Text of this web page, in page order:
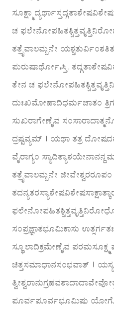
ಚ
ತತ್ರೈವಾಲಮ್ಬನೇ
ಪುರುಷಾರ್ಥೋಽಸ್ತಿ,
ತೇನ ಚ
ದುಃಖಮೋಹಾದಿಧರ್ಮಜಾತಂ
ಸುಖರಾಗೇಣೈವ
ದ್ರಷ್ಟವ್ಯಮ್ । ಯಥಾ ತತ್ರ
ವೈರಾಗ್ಯಂ
ತತ್ರೈವಾಲಮ್ಬನೇ
ಸಂಪ್ರಜ್ಞಾತಭೂಮಿಕಾಸು ಉತ್ಸರ್ಗತಃ
ಸ್ಥೂಲಾದಿಕ್ರಮೇಣೈವ
ಚಿತ್ತಸಮಾಧಾನಸಂಭವಾತ್ । ಯಸ್ಯ
ಪೂರ್ವಪೂರ್ವಭೂಮಿಷು ಯೋಗೋ